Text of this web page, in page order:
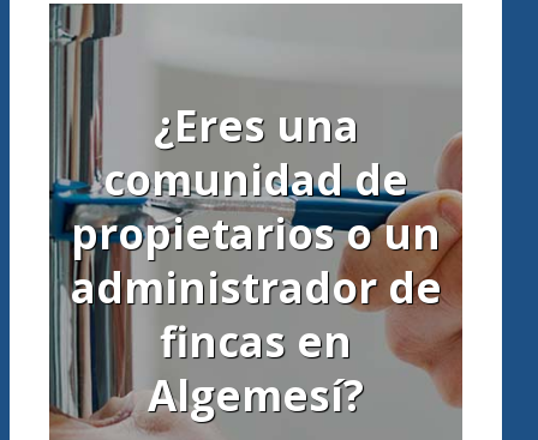
¿Eres una
comunidad de
propietarios o un
administrador de
fincas en
Algemesí?